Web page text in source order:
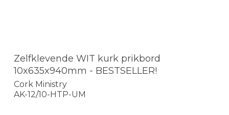
Zelfklevende WIT kurk prikbord
10x635x940mm - BESTSELLER!
Cork Ministry
AK-12/10-HTP-UM